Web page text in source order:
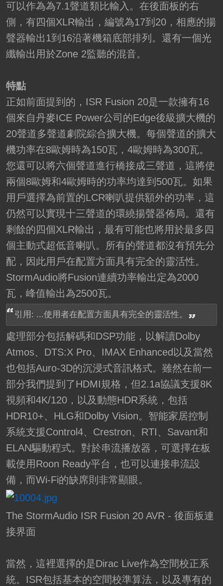
可以作為為7.1聲道類比輸入。在後面板的右
側，有四個XLR輸出，編號為17到20，相應的揚
聲器輸出1到16沿著機箱底部排列。還有一個光
纖輸出用於Zone 2監聽的混音。
特點
正如前面提到的，ISR Fusion 20是一款擁有16
個來自丹麥ICE Power公司的Edge後級擴大機的
20聲道多聲道劇院綜合擴大機。每個聲道的擴大
機功率在8歐姆時為150瓦，4歐姆時為300瓦。
您還可以將六個聲道進行橋接成三聲道，這將使
兩個8歐姆和4歐姆時的功率均達到500瓦。如果
用戶選擇為前置的LCR喇叭提供額外的功率，這
仍然可以實現十三聲道的環繞揚聲器佈局。還有
剩餘的四個XLR輸出，最有可能也將用於最多四
個主動式超低音喇叭。所有的聲道都沒有預先分
配，因此用戶在配置方面具有完全的靈活性。
StormAudio將Fusion連續功率輸出定為2000
瓦，峰值輸出為2500瓦。
引用: ...使用者在配置方面具有完全的靈活性。
處理部分包括解碼和DSP功能，以解讀Dolby
Atmos、DTS:X Pro、IMAX Enhanced以及當然
也包括Auro-3D的沉浸式音訊格式。雖然在前一
部分我們提到了HDMI規格，但2.1a協議支援8K
視頻和4K/120，以及動態HDR系統，包括
HDR10+、HLG和Dolby Vision。智能家居控制
系統支援Control4、Crestron、RTI、Savant和
ELAN驅動程式。對於串流播放器，可選擇在板
載使用Roon Ready平台，也可以連接串流設
備，而Wi-Fi的缺席則非常顯眼。
The StormAudio ISR Fusion 20 AVR - 後面板連
接界面
當然，這裡選擇的是Dirac Live作為空間校正系
統。ISR包括基本的空間校準算法，以及專有的